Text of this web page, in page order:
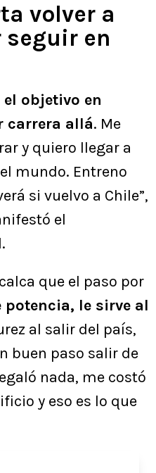
volver a
en
el objetivo en
carrera allá. Me
y quiero llegar a
mundo. Entreno
si vuelvo a Chile”,
el
que el paso por
potencia, le sirve al
al salir del país,
buen paso salir de
nada, me costó
y eso es lo que